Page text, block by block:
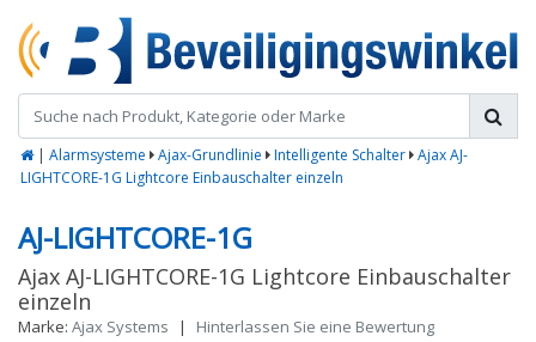
| Alarmsysteme Ajax-Grundlinie Intelligente Schalter Ajax AJ-
LIGHTCORE-1G Lightcore Einbauschalter einzeln
AJ-LIGHTCORE-1G
Ajax AJ-LIGHTCORE-1G Lightcore Einbauschalter
einzeln
Marke: Ajax Systems | Hinterlassen Sie eine Bewertung